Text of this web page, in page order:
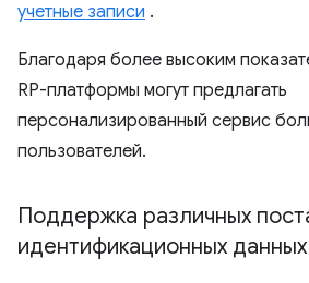
учетные записи .
Благодаря более высоким
RP-платформы могут предлагать
персонализированный сервис
пользователей.
Поддержка различных
идентификационных данных